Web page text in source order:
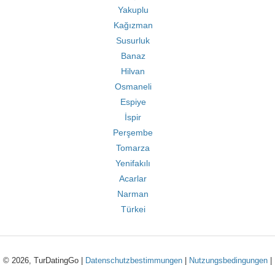
Yakuplu
Kağızman
Susurluk
Banaz
Hilvan
Osmaneli
Espiye
İspir
Perşembe
Tomarza
Yenifakılı
Acarlar
Narman
Türkei
© 2026, TurDatingGo | Datenschutzbestimmungen Nutzungsbedingungen